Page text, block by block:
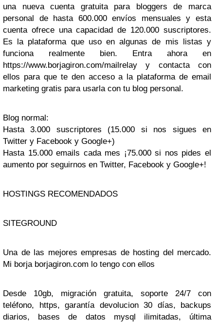
una nueva cuenta gratuita para bloggers de marca
personal de hasta 600.000 envíos mensuales y esta
cuenta ofrece una capacidad de 120.000 suscriptores.
Es la plataforma que uso en algunas de mis listas y
funciona realmente bien. Entra ahora en
https://www.borjagiron.com/mailrelay y contacta con
ellos para que te den acceso a la plataforma de email
marketing gratis para usarla con tu blog personal.
Blog normal:
Hasta 3.000 suscriptores (15.000 si nos sigues en
Twitter y Facebook y Google+)
Hasta 15.000 emails cada mes ¡75.000 si nos pides el
aumento por seguirnos en Twitter, Facebook y Google+!
HOSTINGS RECOMENDADOS
SITEGROUND
Una de las mejores empresas de hosting del mercado.
Mi borja borjagiron.com lo tengo con ellos
Desde 10gb, migración gratuita, soporte 24/7 con
teléfono, https, garantía devolucion 30 días, backups
diarios, bases de datos mysql ilimitadas, última